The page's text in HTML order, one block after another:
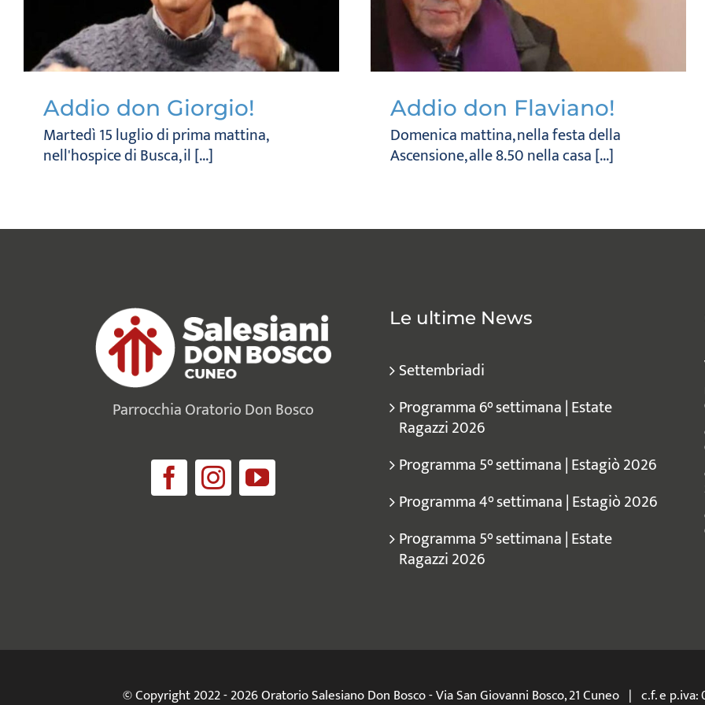
Addio don Giorgio!
Martedì 15 luglio di prima mattina,
nell'hospice di Busca, il [...]
Addio don Flaviano!
Domenica mattina, nella festa della
Ascensione, alle 8.50 nella casa [...]
Parrocchia Oratorio Don Bosco
Le ultime News
Settembriadi
Programma 6° settimana | Estate
Ragazzi 2026
Programma 5° settimana | Estagiò 2026
Programma 4° settimana | Estagiò 2026
Programma 5° settimana | Estate
Ragazzi 2026
© Copyright 2022 - 2026 Oratorio Salesiano Don Bosco - Via San Giovanni Bosco, 21 Cuneo | c.f. e